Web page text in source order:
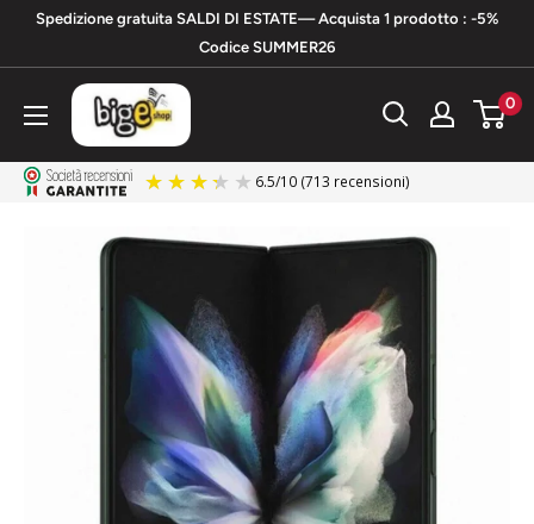
contenuto
Spedizione gratuita SALDI DI ESTATE— Acquista 1 prodotto : -5%
Codice SUMMER26
bigeshop 0